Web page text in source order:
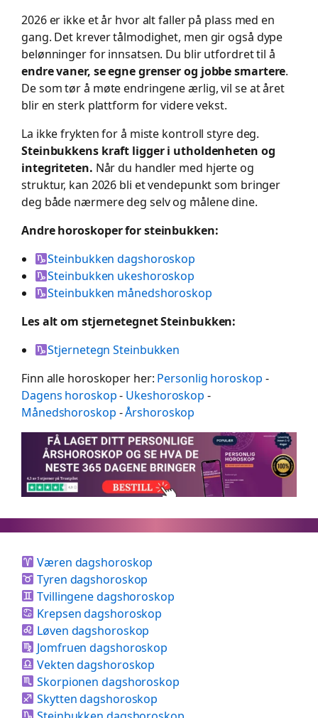
2026 er ikke et år hvor alt faller på plass med en
gang. Det krever tålmodighet, men gir også dype
belønninger for innsatsen. Du blir utfordret til å
endre vaner, se egne grenser og jobbe smartere.
De som tør å møte endringene ærlig, vil se at året
blir en sterk plattform for videre vekst.
La ikke frykten for å miste kontroll styre deg.
Steinbukkens kraft ligger i utholdenheten og
integriteten. Når du handler med hjerte og
struktur, kan 2026 bli et vendepunkt som bringer
deg både nærmere deg selv og målene dine.
Andre horoskoper for steinbukken:
Steinbukken dagshoroskop
Steinbukken ukeshoroskop
Steinbukken månedshoroskop
Les alt om stjernetegnet Steinbukken:
Stjernetegn Steinbukken
Finn alle horoskoper her: Personlig horoskop -
Dagens horoskop- Ukeshoroskop -
Månedshoroskop -Årshoroskop
Væren dagshoroskop
Tyren dagshoroskop
Tvillingene dagshoroskop
Krepsen dagshoroskop
Løven dagshoroskop
Jomfruen dagshoroskop
Vekten dagshoroskop
Skorpionen dagshoroskop
Skytten dagshoroskop